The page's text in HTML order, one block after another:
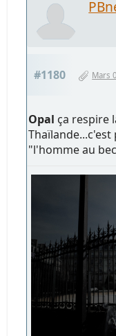
#1180 Mars
Opal ça respire
Thaïlande...c'est
"l'homme au